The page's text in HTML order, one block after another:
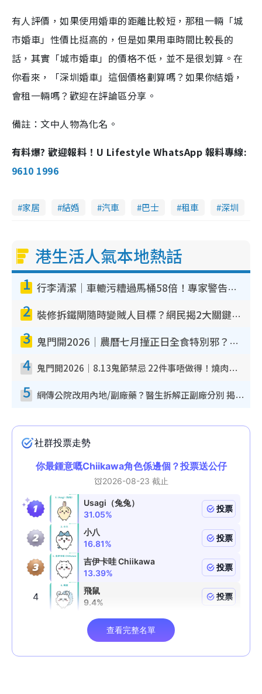
有人評價，如果使用婚車的距離比較短，那租一輛「城
市婚車」性價比挺高的，但是如果用車時間比較長的
話，其實「城市婚車」的價格不低，並不是很划算。在
你看來，「深圳婚車」這個價格劃算嗎？如果你結婚，
會租一輛嗎？歡迎在評論區分享。
備註：文中人物為化名。
有料爆? 歡迎報料！U Lifestyle WhatsApp 報料專線:
9610 1996
家居 結婚 汽車 巴士 租車 深圳
港生活人氣本地熱話
1 行李清潔｜車轆污糟過馬桶58倍！專家警告忌用酒精抹 教1招免污手除菌
2 裝修拆鐵閘隨時變賊人目標？網民揭2大關鍵用途：裝新式等於白裝？附新舊鐵閘分別
3 鬼門開2026｜農曆七月撞正日全食特別邪？專家警告切忌做一事！揭4大禁忌+2招保平安
4 鬼門開2026｜8.13鬼節禁忌 22件事唔做得！燒肉、刺身要少食？半夜勿吹口哨/打呢個電話
5 網傳公院改用內地/副廠藥？醫生拆解正副廠分別 揭4類人換藥隨時出事